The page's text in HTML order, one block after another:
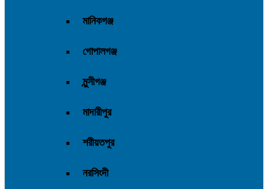
মানিকগঞ্জ
গোপালগঞ্জ
মুন্সীগঞ্জ
মাদারীপুর
শরীয়তপুর
নরসিংদী